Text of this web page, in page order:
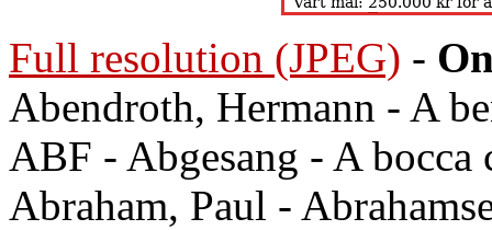
Full resolution (JPEG) -
Abendroth, Hermann - A
ABF - Abgesang - A
Abraham, Paul -